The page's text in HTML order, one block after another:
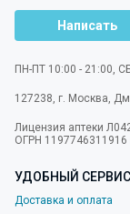
Написать
ПН-ПТ 10:00 - 21:00,
127238, г. Москва,
Лицензия аптеки
ОГРН
УДОБНЫЙ СЕРВИС
Доставка и оплата